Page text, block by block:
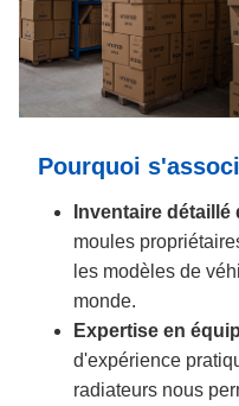
Pourquoi
Inventaire
moules
les modèles de
monde.
Expertise en
d'expérience
radiateurs nous